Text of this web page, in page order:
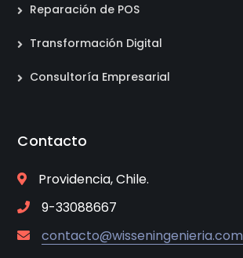
Reparación de POS
Transformación Digital
Consultoría Empresarial
Contacto
Providencia, Chile.
9-33088667
contacto@wisseningenieria.com